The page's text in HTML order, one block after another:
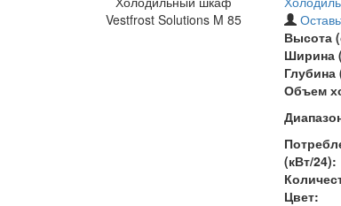
Vestfrost Solutions M 85
Высота
Ширина
Глубина
Объем
(кВт/24):
Цвет: